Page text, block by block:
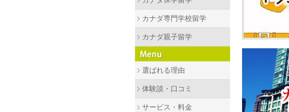
カナダ専門学校留学
カナダ親子留学
選ばれる理由
体験談・口コミ
サービス・料金